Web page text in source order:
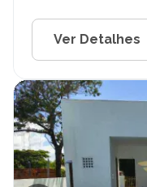
Ver Detalhes